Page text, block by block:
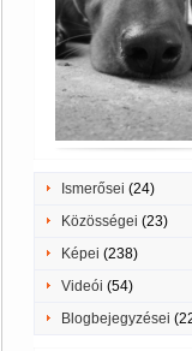
Ismerősei (24)
Közösségei (23)
Képei (238)
Videói (54)
Blogbejegyzései